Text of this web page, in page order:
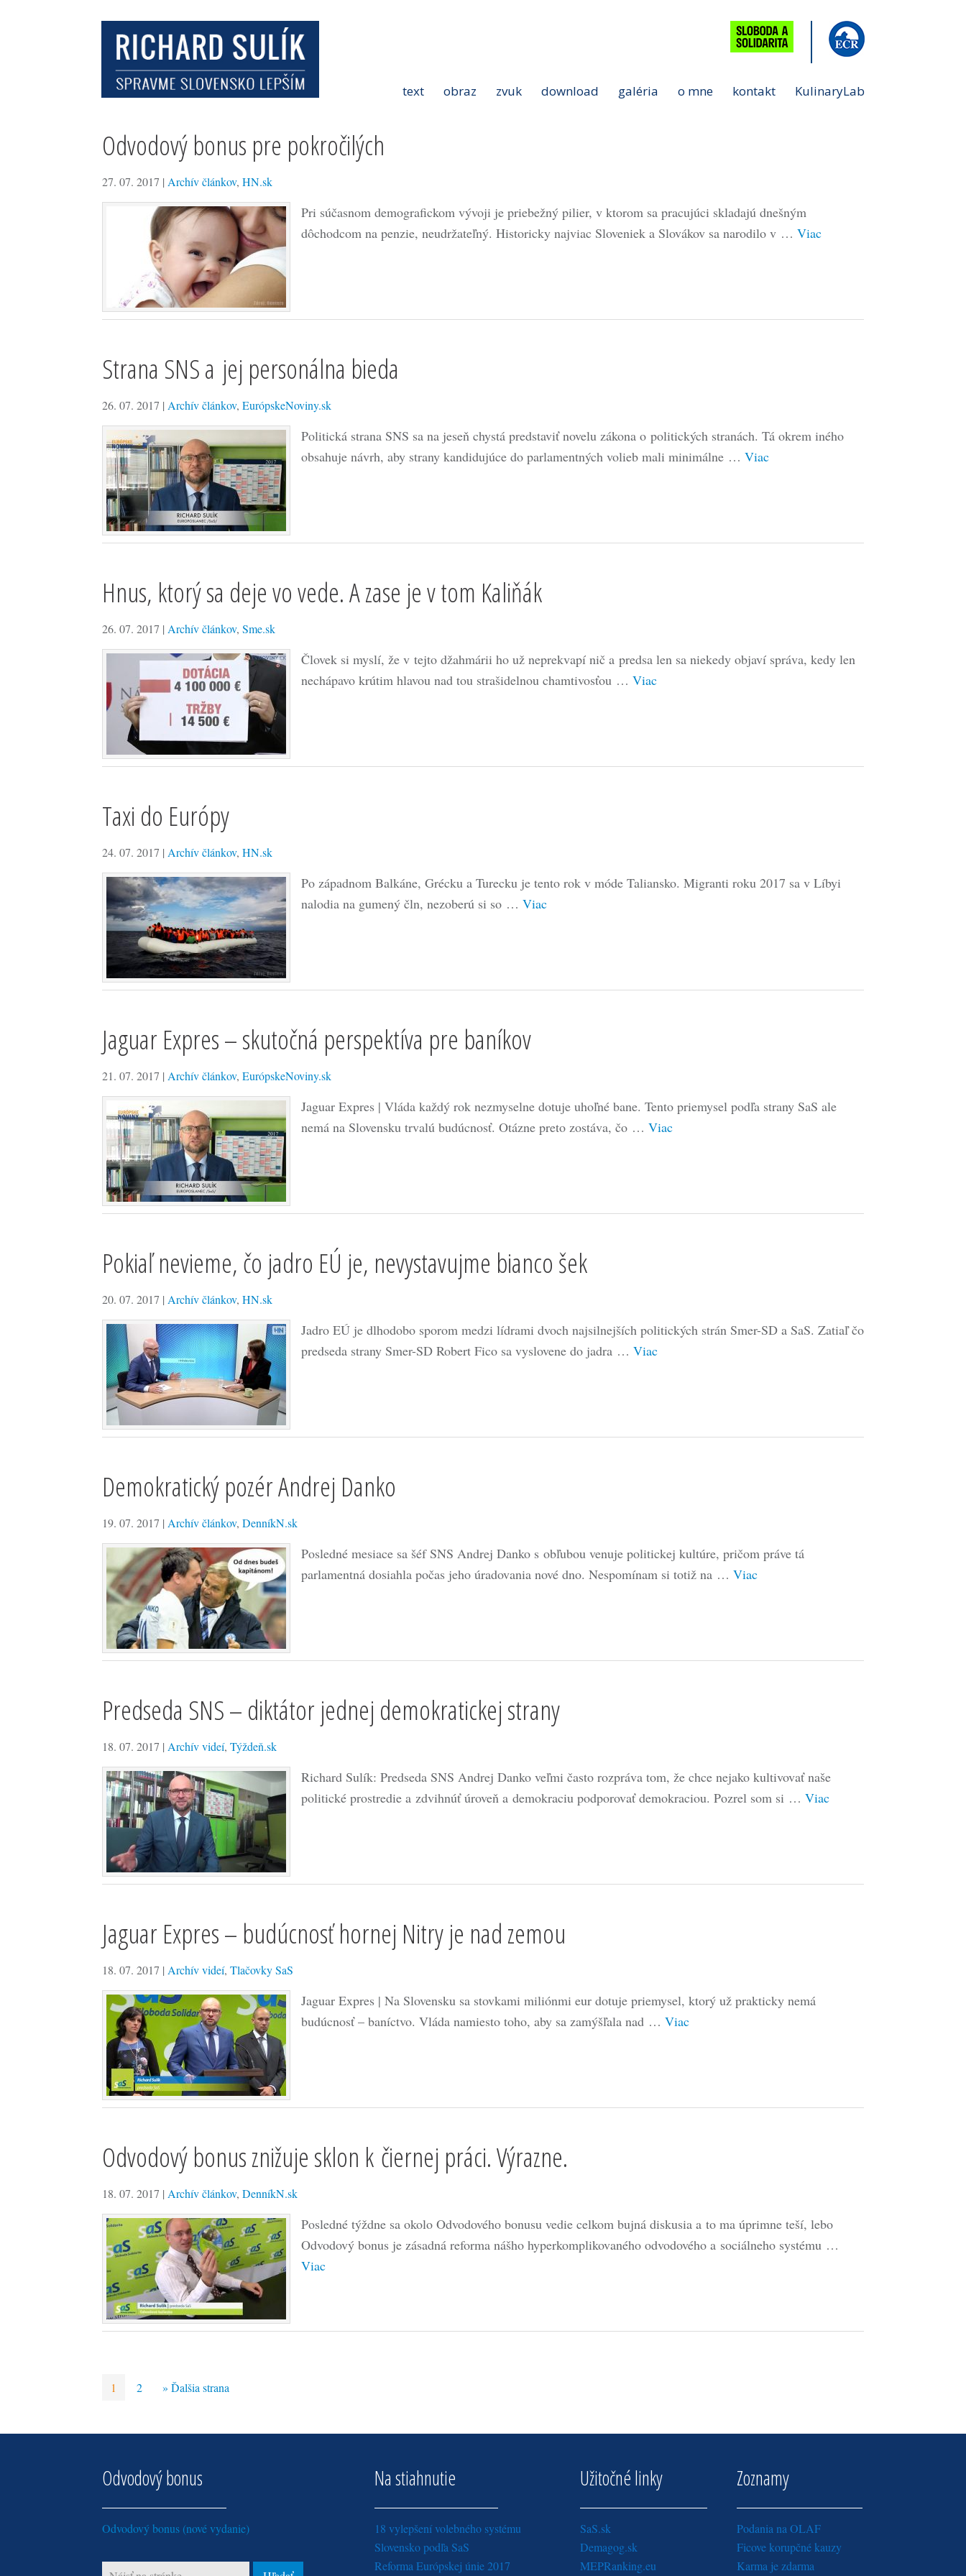
text obraz zvuk download galéria o mne kontakt KulinaryLab
Odvodový bonus pre pokročilých
27. 07. 2017 | Archív článkov, HN.sk
Pri súčasnom demografickom vývoji je priebežný pilier, v ktorom sa pracujúci skladajú dnešným
dôchodcom na penzie, neudržateľný. Historicky najviac Sloveniek a Slovákov sa narodilo v … Viac
Strana SNS a jej personálna bieda
26. 07. 2017 | Archív článkov, EurópskeNoviny.sk
Politická strana SNS sa na jeseň chystá predstaviť novelu zákona o politických stranách. Tá okrem iného
obsahuje návrh, aby strany kandidujúce do parlamentných volieb mali minimálne … Viac
Hnus, ktorý sa deje vo vede. A zase je v tom Kaliňák
26. 07. 2017 | Archív článkov, Sme.sk
Človek si myslí, že v tejto džahmárii ho už neprekvapí nič a predsa len sa niekedy objaví správa, kedy len
nechápavo krútim hlavou nad tou strašidelnou chamtivosťou … Viac
Taxi do Európy
24. 07. 2017 | Archív článkov, HN.sk
Po západnom Balkáne, Grécku a Turecku je tento rok v móde Taliansko. Migranti roku 2017 sa v Líbyi
nalodia na gumený čln, nezoberú si so … Viac
Jaguar Expres – skutočná perspektíva pre baníkov
21. 07. 2017 | Archív článkov, EurópskeNoviny.sk
Jaguar Expres | Vláda každý rok nezmyselne dotuje uhoľné bane. Tento priemysel podľa strany SaS ale
nemá na Slovensku trvalú budúcnosť. Otázne preto zostáva, čo … Viac
Pokiaľ nevieme, čo jadro EÚ je, nevystavujme bianco šek
20. 07. 2017 | Archív článkov, HN.sk
Jadro EÚ je dlhodobo sporom medzi lídrami dvoch najsilnejších politických strán Smer-SD a SaS. Zatiaľ čo
predseda strany Smer-SD Robert Fico sa vyslovene do jadra … Viac
Demokratický pozér Andrej Danko
19. 07. 2017 | Archív článkov, DenníkN.sk
Posledné mesiace sa šéf SNS Andrej Danko s obľubou venuje politickej kultúre, pričom práve tá
parlamentná dosiahla počas jeho úradovania nové dno. Nespomínam si totiž na … Viac
Predseda SNS – diktátor jednej demokratickej strany
18. 07. 2017 | Archív videí, Týždeň.sk
Richard Sulík: Predseda SNS Andrej Danko veľmi často rozpráva tom, že chce nejako kultivovať naše
politické prostredie a zdvihnúť úroveň a demokraciu podporovať demokraciou. Pozrel som si … Viac
Jaguar Expres – budúcnosť hornej Nitry je nad zemou
18. 07. 2017 | Archív videí, Tlačovky SaS
Jaguar Expres | Na Slovensku sa stovkami miliónmi eur dotuje priemysel, ktorý už prakticky nemá
budúcnosť – baníctvo. Vláda namiesto toho, aby sa zamýšľala nad … Viac
Odvodový bonus znižuje sklon k čiernej práci. Výrazne.
18. 07. 2017 | Archív článkov, DenníkN.sk
Posledné týždne sa okolo Odvodového bonusu vedie celkom bujná diskusia a to ma úprimne teší, lebo
Odvodový bonus je zásadná reforma nášho hyperkomplikovaného odvodového a sociálneho systému …
Viac
1 2 » Ďalšia strana
Odvodový bonus
Odvodový bonus (nové vydanie)
Na stiahnutie
18 vylepšení volebného systému
Slovensko podľa SaS
Reforma Európskej únie 2017
Užitočné linky
SaS.sk
Demagog.sk
MEPRanking.eu
Zoznamy
Podania na OLAF
Ficove korupčné kauzy
Karma je zdarma